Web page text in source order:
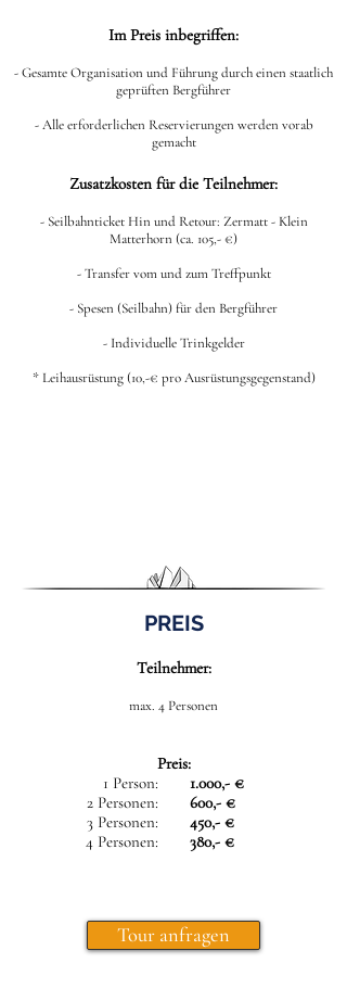
Im Preis inbegriffen:
- Gesamte Organisation und Führung durch einen staatlich
geprüften Bergführer
- Alle erforderlichen Reservierungen werden vorab
gemacht
Zusatzkosten für die Teilnehmer:
- Seilbahnticket Hin und Retour: Zermatt - Klein
Matterhorn (ca. 105,- €)
- Transfer vom und zum Treffpunkt
- Spesen (Seilbahn) für den Bergführer
- Individuelle Trinkgelder
* Leihausrüstung (10,-€ pro Ausrüstungsgegenstand)
PREIS
Teilnehmer:
max. 4 Personen
Preis:
1 Person:
2 Personen:
3 Personen:
4 Personen:
1.000,- €
600,- €
450,- €
380,- €
Tour anfragen